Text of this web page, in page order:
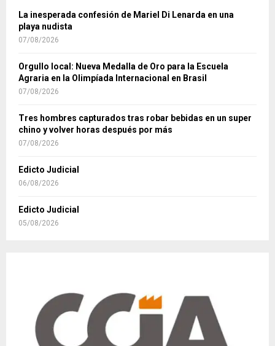
La inesperada confesión de Mariel Di Lenarda en una
playa nudista
07/08/2026
Orgullo local: Nueva Medalla de Oro para la Escuela
Agraria en la Olimpíada Internacional en Brasil
07/08/2026
Tres hombres capturados tras robar bebidas en un super
chino y volver horas después por más
07/08/2026
Edicto Judicial
06/08/2026
Edicto Judicial
05/08/2026